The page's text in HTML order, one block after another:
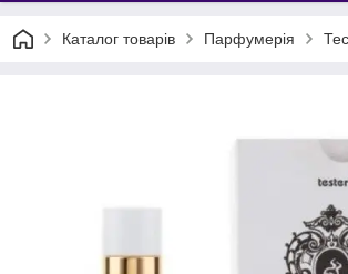
Каталог товарів Парфумерія